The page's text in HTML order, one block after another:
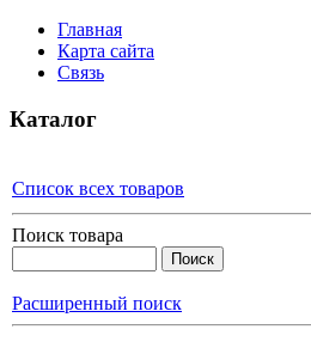
Главная
Карта сайта
Связь
Каталог
Список всех товаров
Поиск товара
Расширенный поиск